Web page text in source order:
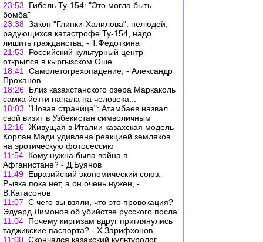
23:53
Гибель Ту-154: "Это могла быть
бомба"
23:38 Закон "Глинки-Халилова": нелюдей,
радующихся катастрофе Ту-154, надо
лишить гражданства, - Т.Федоткина
21:53
Российский культурный центр
открылся в кыргызском Оше
18:41
Самолетогрехопадение, - Александр
Проханов
18:26 Близ казахстанского озера Маркаколь
самка йетти напала на человека...
18:03 "Новая страница": Атамбаев назвал
свой визит в Узбекистан символичным
12:16 Живущая в Италии казахская модель
Корлан Мади удивлена реакцией земляков
на эротическую фотосессию
11:54 Кому нужна была война в
Афганистане? - Д.Буянов
11:49 Евразийский экономический союз.
Рывка пока нет, а он очень нужен, -
В.Катасонов
11:07 С чего вы взяли, что это провокация?
Эдуард Лимонов об убийстве русского посла
11:04 Почему киргизам вдруг приглянулись
таджикские паспорта? - Х.Зарифхонов
11:00 Скончался казахский культуролог